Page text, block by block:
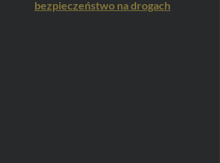
bezpieczeństwo na drogach